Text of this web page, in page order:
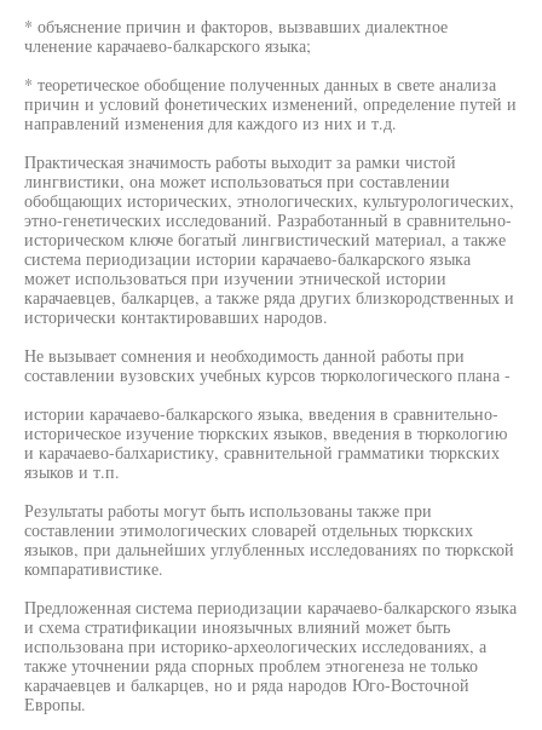
* объяснение причин и факторов, вызвавших диалектное
членение карачаево-балкарского языка;
* теоретическое обобщение полученных данных в свете анализа
причин и условий фонетических изменений, определение путей и
направлений изменения для каждого из них и т.д.
Практическая значимость работы выходит за рамки чистой
лингвистики, она может использоваться при составлении
обобщающих исторических, этнологических, культурологических,
этно-генетических исследований. Разработанный в сравнительно-
историческом ключе богатый лингвистический материал, а также
система периодизации истории карачаево-балкарского языка
может использоваться при изучении этнической истории
карачаевцев, балкарцев, а также ряда других близкородственных и
исторически контактировавших народов.
Не вызывает сомнения и необходимость данной работы при
составлении вузовских учебных курсов тюркологического плана -
истории карачаево-балкарского языка, введения в сравнительно-
историческое изучение тюркских языков, введения в тюркологию
и карачаево-балхаристику, сравнительной грамматики тюркских
языков и т.п.
Результаты работы могут быть использованы также при
составлении этимологических словарей отдельных тюркских
языков, при дальнейших углубленных исследованиях по тюркской
компаративистике.
Предложенная система периодизации карачаево-балкарского языка
и схема стратификации иноязычных влияний может быть
использована при историко-археологических исследованиях, а
также уточнении ряда спорных проблем этногенеза не только
карачаевцев и балкарцев, но и ряда народов Юго-Восточной
Европы.